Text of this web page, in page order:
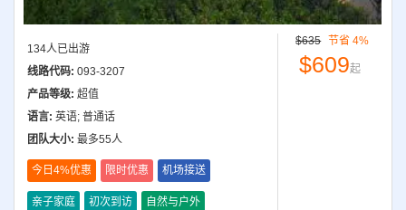
134人已出游
线路代码: 093-3207
产品等级: 超值
语言: 英语; 普通话
团队大小: 最多55人
今日4%优惠 限时优惠 机场接送
亲子家庭 初次到访 自然与户外
$635 节省 4%
$609起